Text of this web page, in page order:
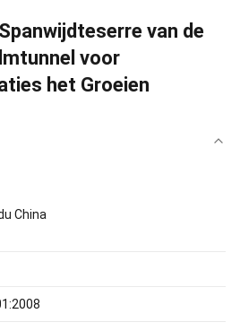
van de
voor
het Groeien
China